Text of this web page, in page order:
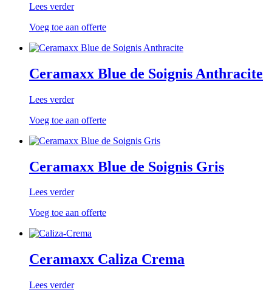
Lees verder
Voeg toe aan offerte
Ceramaxx Blue de Soignis Anthracite
Lees verder
Voeg toe aan offerte
Ceramaxx Blue de Soignis Gris
Lees verder
Voeg toe aan offerte
Ceramaxx Caliza Crema
Lees verder